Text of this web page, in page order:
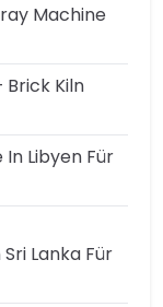
Machine
Kiln
Libyen Für
Lanka Für